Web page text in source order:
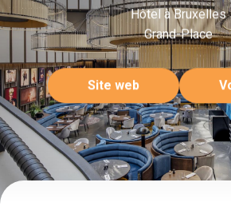
Hôtel à Bruxelles
Grand-Place
Site web